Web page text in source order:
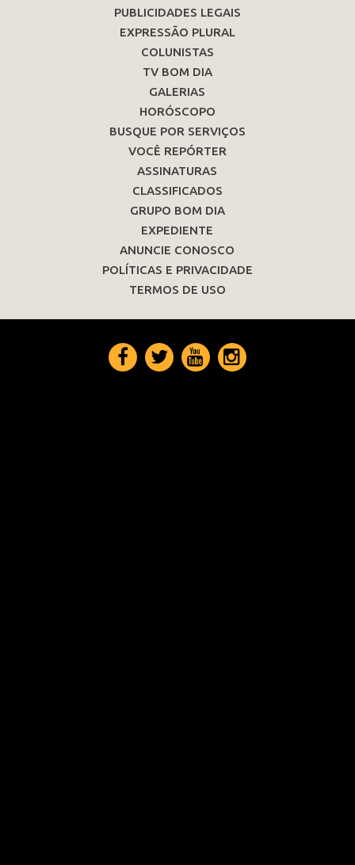
PUBLICIDADES LEGAIS
EXPRESSÃO PLURAL
COLUNISTAS
TV BOM DIA
GALERIAS
HORÓSCOPO
BUSQUE POR SERVIÇOS
VOCÊ REPÓRTER
ASSINATURAS
CLASSIFICADOS
GRUPO BOM DIA
EXPEDIENTE
ANUNCIE CONOSCO
POLÍTICAS E PRIVACIDADE
TERMOS DE USO